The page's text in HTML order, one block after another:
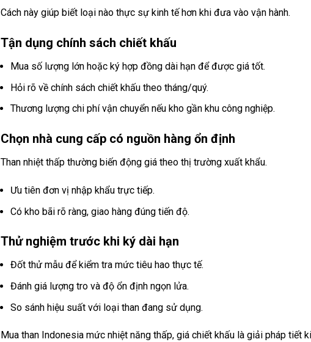
Cách này giúp biết loại nào thực sự kinh tế hơn khi đưa vào vận hành.
Tận dụng chính sách chiết khấu
Mua số lượng lớn hoặc ký hợp đồng dài hạn để được giá tốt.
Hỏi rõ về chính sách chiết khấu theo tháng/quý.
Thương lượng chi phí vận chuyển nếu kho gần khu công nghiệp.
Chọn nhà cung cấp có nguồn hàng ổn định
Than nhiệt thấp thường biến động giá theo thị trường xuất khẩu.
Ưu tiên đơn vị nhập khẩu trực tiếp.
Có kho bãi rõ ràng, giao hàng đúng tiến độ.
Thử nghiệm trước khi ký dài hạn
Đốt thử mẫu để kiểm tra mức tiêu hao thực tế.
Đánh giá lượng tro và độ ổn định ngọn lửa.
So sánh hiệu suất với loại than đang sử dụng.
Mua than Indonesia mức nhiệt năng thấp, giá chiết khấu là giải pháp tiết